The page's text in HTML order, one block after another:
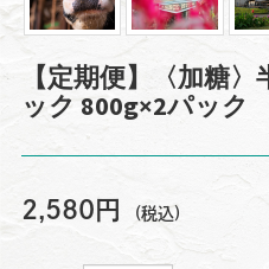
【定期便】〈加糖
ック 800g×2パック
2,580円 (税込)